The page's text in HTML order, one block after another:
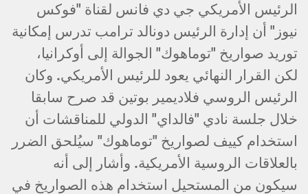
الرئيس الأمريكي جي دي فانس لقناة "فوكس
نيوز" أن إدارة الرئيس دونالد ترامب تدرس إمكانية
توريد صواريخ "توماهوك" الجوالة إلى أوكرانيا،
لكن القرار النهائي يعود للرئيس الأمريكي. وكان
الرئيس الروسي فلاديمير بوتين قد صرح سابقا
خلال جلسة نادي "فالداي" الدولي للمناقشات أن
استخدام كييف لصواريخ "توماهوك" سيُلحق الضرر
بالعلاقات الروسية الأمريكية. وأشار إلى أنه
سيكون من المستحيل استخدام هذه الصواريخ في